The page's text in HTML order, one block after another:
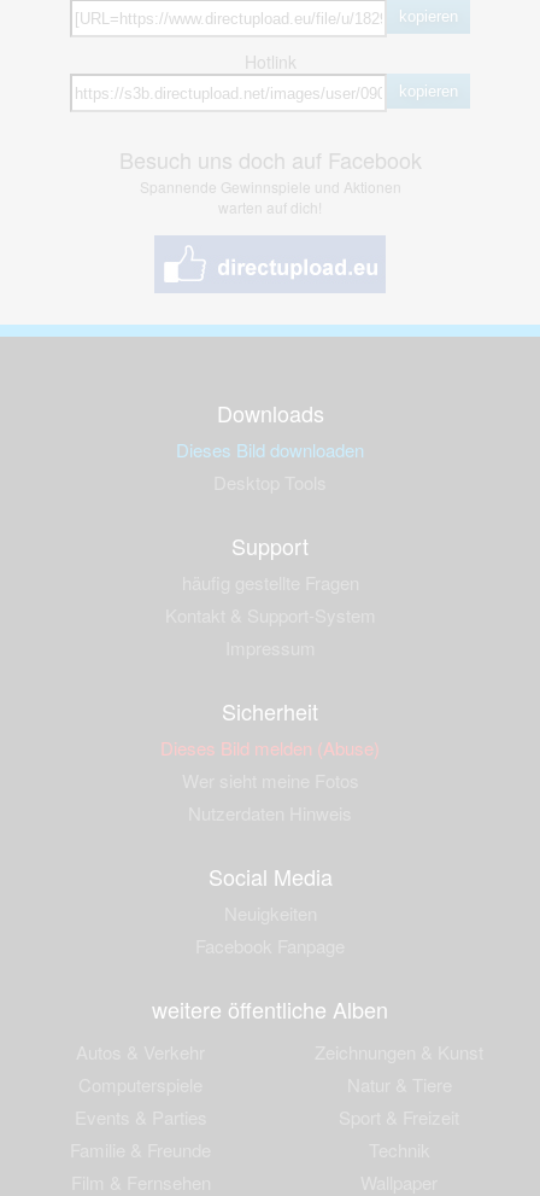
kopieren
Hotlink
kopieren
Besuch uns doch auf Facebook
Spannende Gewinnspiele und Aktionen
warten auf dich!
Downloads
Dieses Bild downloaden
Support
Sicherheit
Dieses Bild melden (Abuse)
Social Media
weitere öffentliche Alben